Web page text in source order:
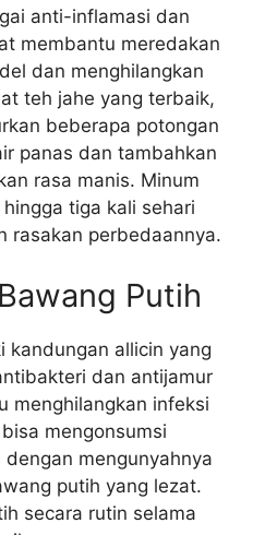
anti-inflamasi dan
membantu meredakan
dan menghilangkan
teh jahe yang terbaik,
beberapa potongan
panas dan tambahkan
rasa manis. Minum
tiga kali sehari
rasakan perbedaannya.
Putih
kandungan allicin yang
dan antijamur
menghilangkan infeksi
mengonsumsi
mengunyahnya
putih yang lezat.
secara rutin selama